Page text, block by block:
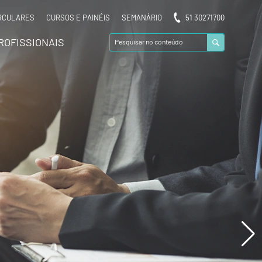
CURSOS E PAINÉIS SEMANÁRIO 51 30271700